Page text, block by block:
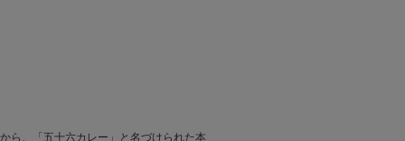
ら、「五十六カレー」と名づけられた本